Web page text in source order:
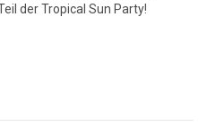
der Tropical Sun Party!